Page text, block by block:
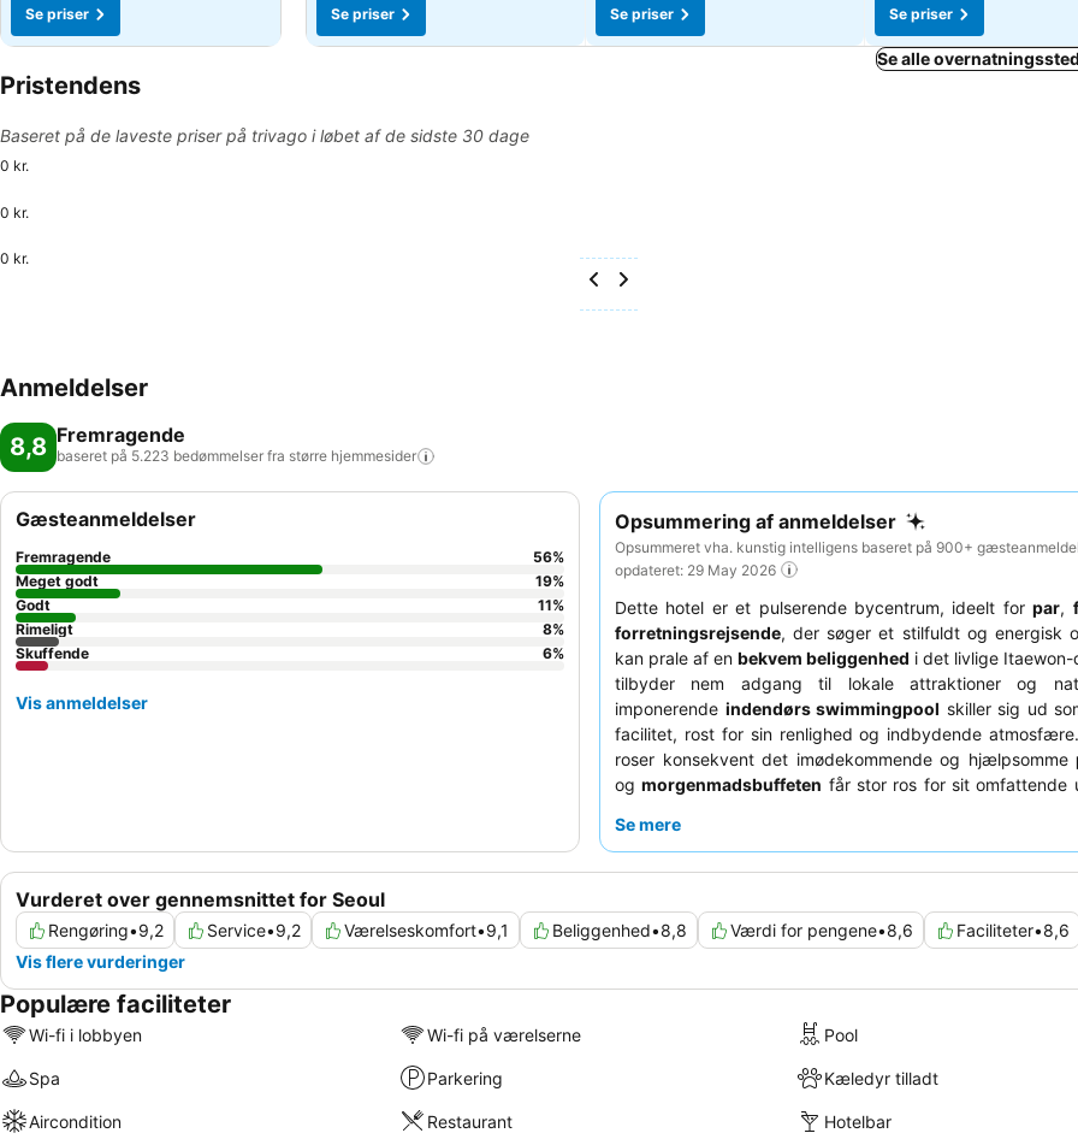
Se priser
Se priser
Se priser
Se priser
Se alle
Pristendens
Baseret på de laveste priser på trivago i løbet af de sidste 30 dage
0 kr.
0 kr.
0 kr.
Anmeldelser
8,8 Fremragende
baseret på 5.223 bedømmelser fra større hjemmesider
Opsummering af anmeldelser
Opsummeret vha. kunstig intelligens baseret på 900+
opdateret: 29 May 2026
Dette hotel er et pulserende bycentrum, ideelt forpar,
forretningsrejsende, der søger et stilfuldt og energisk
kan prale af en bekvem beliggenhed i det livlige
tilbyder nem adgang til lokale attraktioner og
imponerende indendørs swimmingpool skiller sig ud
facilitet, rost for sin renlighed og indbydende
roser konsekvent det imødekommende og hjælpsomme
ogmorgenmadsbuffeten får stor ros for sit omfattende
naturskønne udsigter og lækre cocktails.
Se mere
Vurderet over gennemsnittet for Seoul
Rengøring•9,2 Service•9,2 Værelseskomfort•9,1 Beliggenhed•8,8 Værdi for pengene•8,6 Faciliteter•8,6
Vis flere vurderinger
Gæsteanmeldelser
Fremragende 56%
Meget godt
19%
Godt
11%
Rimeligt
8%
Skuffende
6%
Vis anmeldelser
Populære faciliteter
Wi-fi i lobbyen Wi-fi på værelserne Pool
Spa Parkering Kæledyr tilladt
Aircondition Restaurant Hotelbar